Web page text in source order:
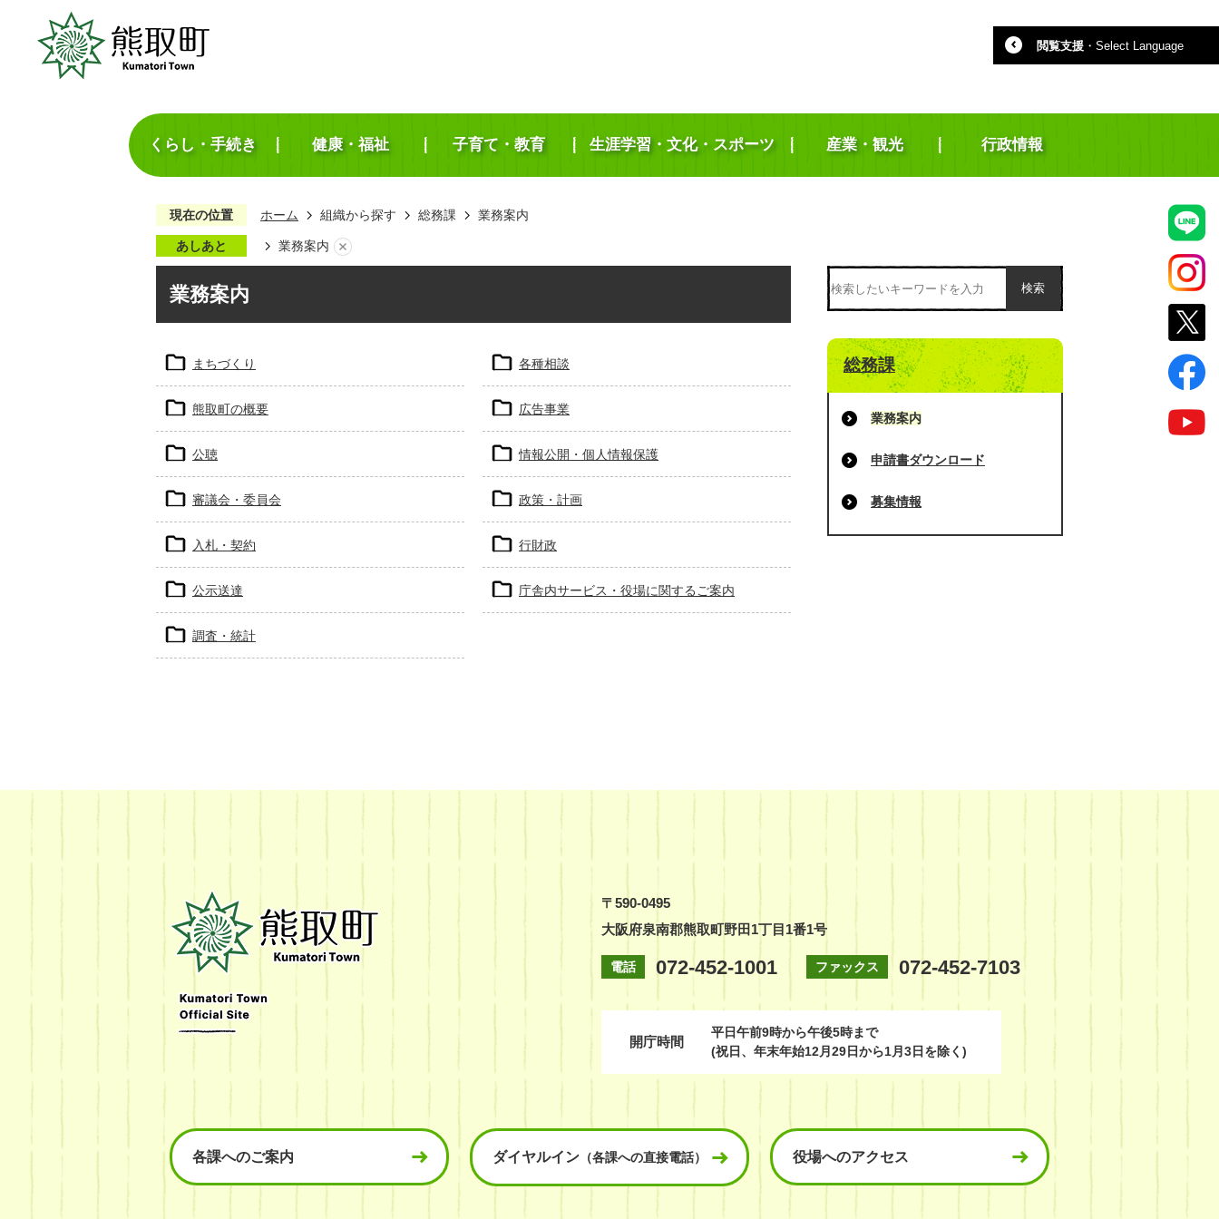
閲覧支援 ・ Select Language
くらし・手続き 健康・福祉 子育て・教育 生涯学習・文化・スポーツ 産業・観光 行政情報
現在の位置 ホーム 組織から探す 総務課 業務案内
あしあと 業務案内
業務案内
まちづくり 各種相談
熊取町の概要 広告事業
公聴 情報公開・個人情報保護
審議会・委員会 政策・計画
入札・契約 行財政
公示送達 庁舎内サービス・役場に関するご案内
調査・統計
検索
総務課
業務案内
申請書ダウンロード
募集情報
町
Kumatori
Town
Official
Site
〒590-0495
大阪府泉南郡熊取町野田1丁目1番1号
電話 072-452-1001 ファックス 072-452-7103
開庁時間
平日午前9時から午後5時まで
(祝日、年末年始12月29日から1月3日を除く)
各課へのご案内 ダイヤルイン （各課への直接電話） 役場へのアクセス